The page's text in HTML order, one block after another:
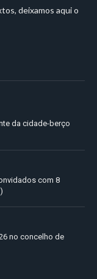
deixamos aqui o
da cidade-berço
com 8
no concelho de